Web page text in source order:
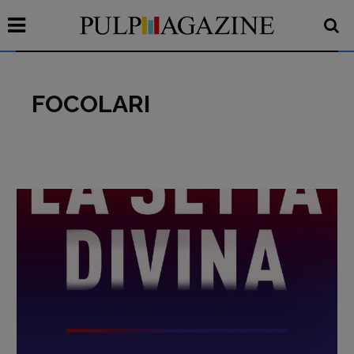
Interviste
Archeologie del
presente
Fumetti
Pulp for kids
FOCOLARI